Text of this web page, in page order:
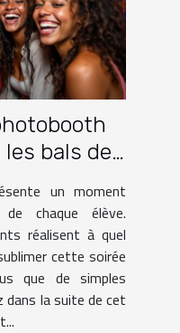
bals de
un moment
chaque élève.
réalisent à quel
cette soirée
que de simples
dans la suite de cet